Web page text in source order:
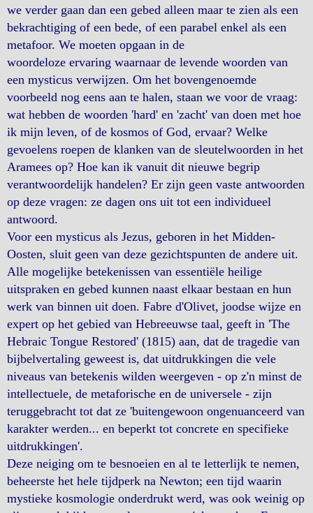
we verder gaan dan een gebed alleen maar te zien als een
bekrachtiging of een bede, of een parabel enkel als een
metafoor. We moeten opgaan in de
woordeloze ervaring waarnaar de levende woorden van
een mysticus verwijzen. Om het bovengenoemde
voorbeeld nog eens aan te halen, staan we voor de vraag:
wat hebben de woorden 'hard' en 'zacht' van doen met hoe
ik mijn leven, of de kosmos of God, ervaar? Welke
gevoelens roepen de klanken van de sleutelwoorden in het
Aramees op? Hoe kan ik vanuit dit nieuwe begrip
verantwoordelijk handelen? Er zijn geen vaste antwoorden
op deze vragen: ze dagen ons uit tot een individueel
antwoord.
Voor een mysticus als Jezus, geboren in het Midden-
Oosten, sluit geen van deze gezichtspunten de andere uit.
Alle mogelijke betekenissen van essentiële heilige
uitspraken en gebed kunnen naast elkaar bestaan en hun
werk van binnen uit doen. Fabre d'Olivet, joodse wijze en
expert op het gebied van Hebreeuwse taal, geeft in 'The
Hebraic Tongue Restored' (1815) aan, dat de tragedie van
bijbelvertaling geweest is, dat uitdrukkingen die vele
niveaus van betekenis wilden weergeven - op z'n minst de
intellectuele, de metaforische en de universele - zijn
teruggebracht tot dat ze 'buitengewoon ongenuanceerd van
karakter werden... en beperkt tot concrete en specifieke
uitdrukkingen'.
Deze neiging om te besnoeien en al te letterlijk te nemen,
beheerste het hele tijdperk na Newton; een tijd waarin
mystieke kosmologie onderdrukt werd, was ook weinig op